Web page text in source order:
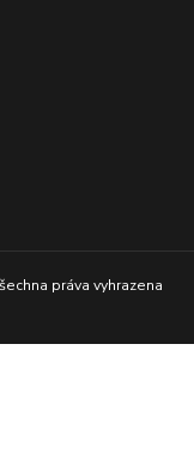
práva vyhrazena